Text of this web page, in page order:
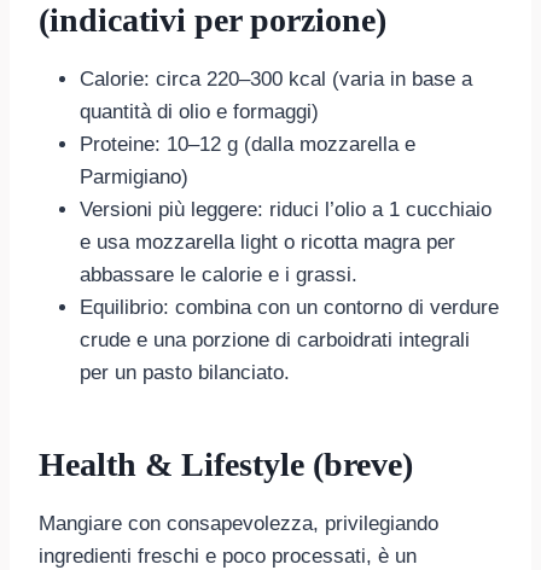
(indicativi per porzione)
Calorie: circa 220–300 kcal (varia in base a
quantità di olio e formaggi)
Proteine: 10–12 g (dalla mozzarella e
Parmigiano)
Versioni più leggere: riduci l’olio a 1 cucchiaio
e usa mozzarella light o ricotta magra per
abbassare le calorie e i grassi.
Equilibrio: combina con un contorno di verdure
crude e una porzione di carboidrati integrali
per un pasto bilanciato.
Health & Lifestyle (breve)
Mangiare con consapevolezza, privilegiando
ingredienti freschi e poco processati, è un